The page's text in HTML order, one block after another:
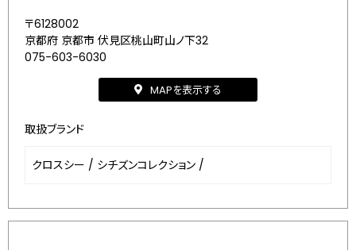
〒6128002
京都府 京都市 伏見区桃山町山ノ下32
075-603-6030
MAPを表示する
取扱ブランド
クロスシー / シチズンコレクション /